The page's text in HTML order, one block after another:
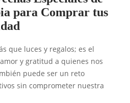
para Comprar tus
que luces y regalos; es el
y gratitud a quienes nos
puede ser un reto
sin comprometer nuestra